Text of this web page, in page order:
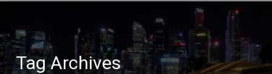
Tag Archives